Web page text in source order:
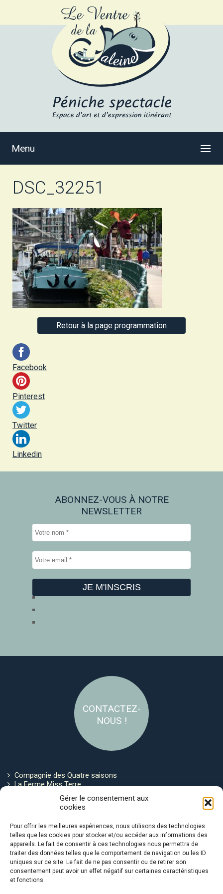
Gérer le consentement aux
cookies
Pour offrir les meilleures expériences, nous utilisons des technologies
telles que les cookies pour stocker et/ou accéder aux informations des
appareils. Le fait de consentir à ces technologies nous permettra de
traiter des données telles que le comportement de navigation ou les ID
uniques sur ce site. Le fait de ne pas consentir ou de retirer son
consentement peut avoir un effet négatif sur certaines caractéristiques
et fonctions.
Menu
DSC_32251
Retour à la page programmation
Facebook
Pinterest
Twitter
Linkedin
ABONNEZ-VOUS À NOTRE
NEWSLETTER
CONTACTEZ-
NOUS !
Compagnie des Quatre saisons
La Ferme Miss Terre
Politique de cookies